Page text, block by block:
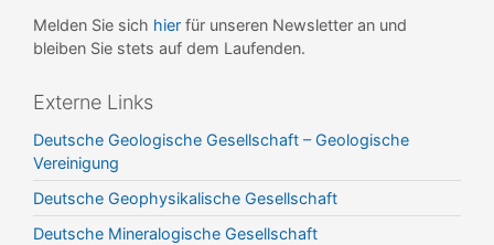
Melden Sie sich hier für unseren Newsletter an und
bleiben Sie stets auf dem Laufenden.
Externe Links
Deutsche Geologische Gesellschaft – Geologische
Vereinigung
Deutsche Geophysikalische Gesellschaft
Deutsche Mineralogische Gesellschaft